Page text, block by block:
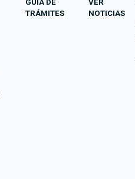
GUÍA DE
TRÁMITES
VER
NOTICIAS